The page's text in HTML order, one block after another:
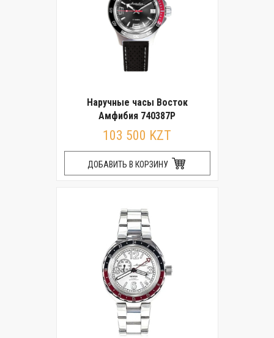
Наручные часы Восток
Амфибия 740387Р
103 500 KZT
ДОБАВИТЬ В КОРЗИНУ